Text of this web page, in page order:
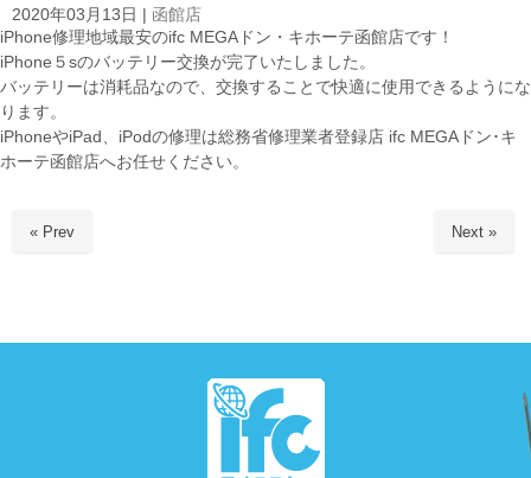
2020年03月13日
函館店
iPhone修理地域最安のifc MEGAドン・キホーテ函館店です！
iPhone５sのバッテリー交換が完了いたしました。
バッテリーは消耗品なので、交換することで快適に使用できるようにな
ります。
iPhoneやiPad、iPodの修理は総務省修理業者登録店 ifc MEGAドン･キ
ホーテ函館店へお任せください。
« Prev Next »